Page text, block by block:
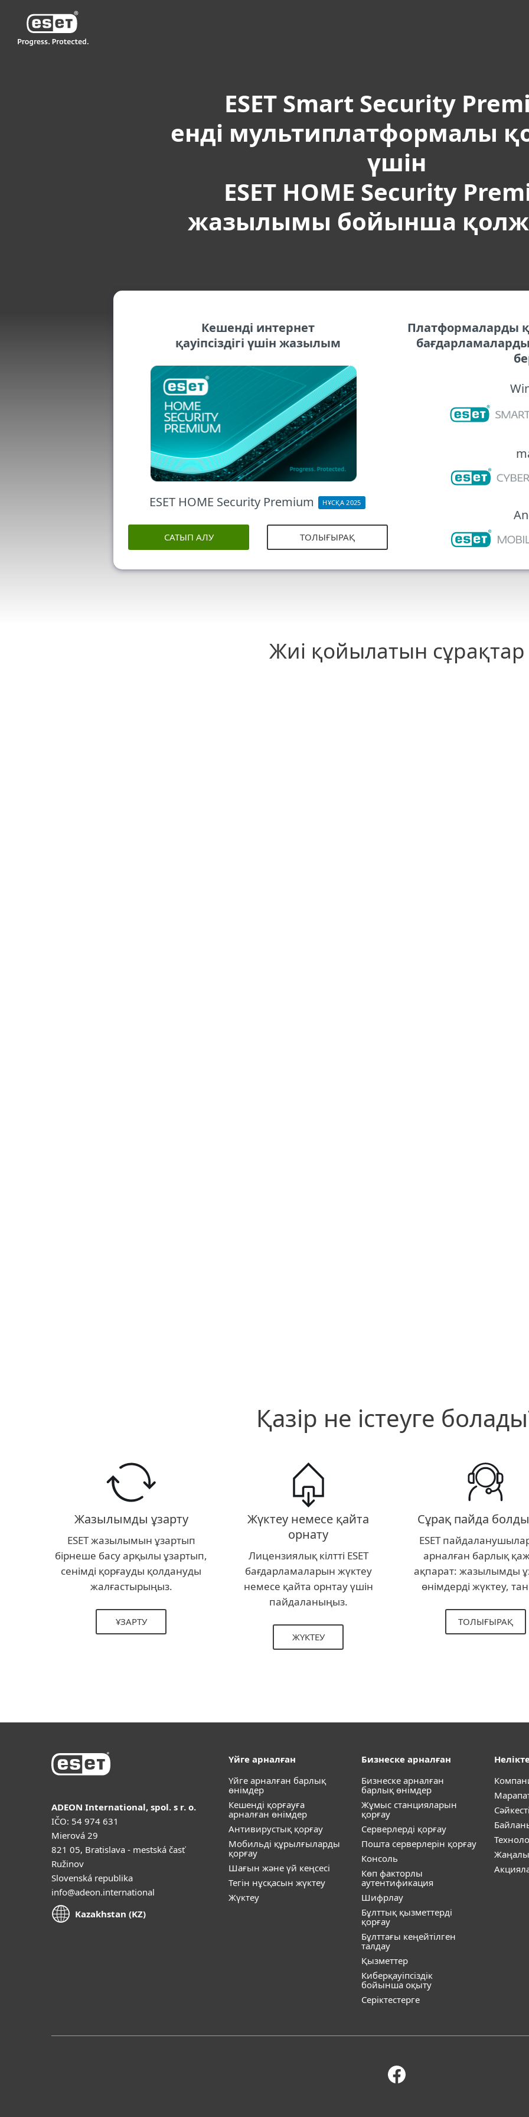
ESET Smart Security
енді мультиплатформалы
үшін
ESET HOME Security
жазылымы бойынша
Кешенді интернет
қауіпсіздігі үшін жазылым
ESET HOME Security Premium НҰСҚА 2025
САТЫП АЛУ ТОЛЫҒЫРАҚ
Платформаларды
Жиі қойылатын сұрақтар
Қазір не істеуге
Жазылымды ұзарту
ESET жазылымын ұзартып
бірнеше басу арқылы ұзартып,
сенімді қорғауды қолдануды
жалғастырыңыз.
ҰЗАРТУ
Жүктеу немесе қайта
орнату
Лицензиялық кілтті ESET
бағдарламаларын жүктеу
немесе қайта орнтау үшін
пайдаланыңыз.
ЖҮКТЕУ
Сұрақ пайда
ESET
арналған барлық
ақпарат: жазылымды
өнімдерді жүктеу,
ТОЛЫҒЫРАҚ
KZ KZ-RU2Yйге арналған
ESET
ADEON International, spol. s r. o.
IČO: 54 974 631
Mierová 29
821 05, Bratislava - mestská časť
Ružinov
Slovenská republika
info@adeon.international
Kazakhstan (KZ)
Үйге арналған
Үйге арналған барлық
өнімдер
Кешенді қорғауға
арналған өнімдер
Антивирустық қорғау
Мобильді құрылғыларды
қорғау
Шағын және үй кеңсесі
Тегін нұсқасын жүктеу
Жүктеу
Бизнеске арналған
Бизнеске арналған
барлық өнімдер
Жұмыс станцияларын
қорғау
Серверлерді қорғау
Пошта серверлерін қорғау
Консоль
Көп факторлы
аутентификация
Шифрлау
Бұлттық қызметтерді
қорғау
Бұлттағы кеңейтілген
талдау
Қызметтер
Киберқауіпсіздік
бойынша оқыту
Серіктестерге